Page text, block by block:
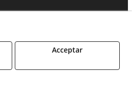
Acceptar